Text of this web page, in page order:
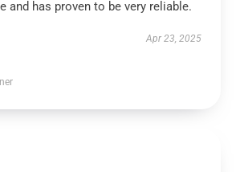
and has proven to be very reliable.
Apr 23, 2025